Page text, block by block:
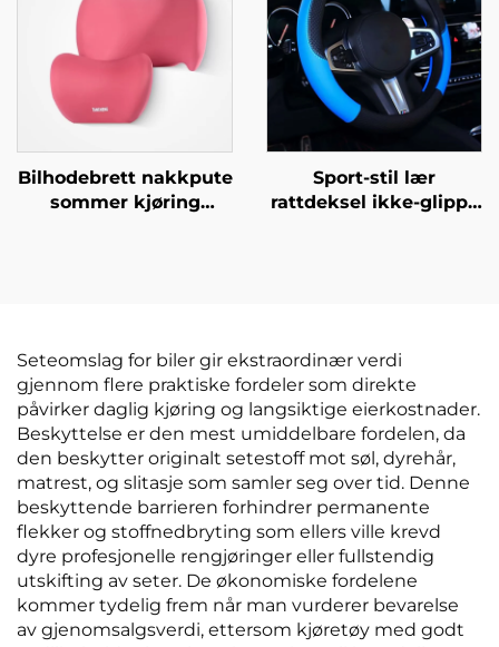
varmeisolering og
solkrem
Bilhodebrett nakkpute
sommer kjøring
Sport-stil lær
rattdeksel ikke-glippe
Seteomslag for biler gir ekstraordinær verdi
gjennom flere praktiske fordeler som direkte
påvirker daglig kjøring og langsiktige eierkostnader.
Beskyttelse er den mest umiddelbare fordelen, da
den beskytter originalt setestoff mot søl, dyrehår,
matrest, og slitasje som samler seg over tid. Denne
beskyttende barrieren forhindrer permanente
flekker og stoffnedbryting som ellers ville krevd
dyre profesjonelle rengjøringer eller fullstendig
utskifting av seter. De økonomiske fordelene
kommer tydelig frem når man vurderer bevarelse
av gjenomsalgsverdi, ettersom kjøretøy med godt